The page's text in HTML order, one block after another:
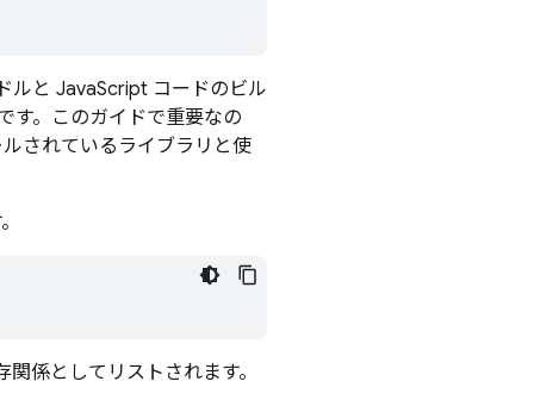
ルと JavaScript コードのビル
す。このガイドで重要なの
されているライブラリと使
係としてリストされます。